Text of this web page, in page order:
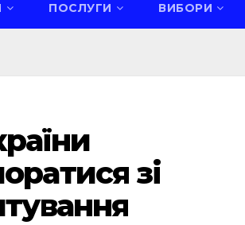
ПОСЛУГИ ВИБОРИ
зі